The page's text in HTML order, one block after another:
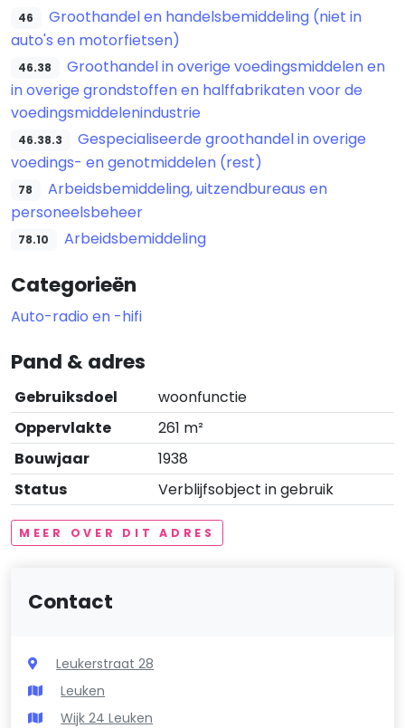
46
Groothandel en handelsbemiddeling (niet in
auto's en motorfietsen)
46.38
Groothandel in overige voedingsmiddelen en
in overige grondstoffen en halffabrikaten voor de
voedingsmiddelenindustrie
46.38.3
Gespecialiseerde groothandel in overige
voedings- en genotmiddelen (rest)
78
Arbeidsbemiddeling, uitzendbureaus en
personeelsbeheer
78.10 Arbeidsbemiddeling
Categorieën
Auto-radio en -hifi
Pand & adres
Gebruiksdoel
woonfunctie
Oppervlakte
261 m²
Bouwjaar
1938
Status
Verblijfsobject in gebruik
MEER OVER DIT ADRES
Contact
Leukerstraat 28
Leuken
Wijk 24 Leuken